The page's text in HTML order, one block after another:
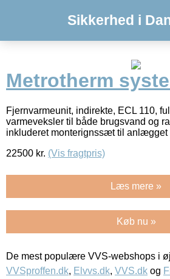
Sikkerhed i
Metrotherm
Fjernvarmeunit, indirekte, ECL 110,
varmeveksler til både brugsvand og
inkluderet monterignssæt til anlægget
22500 kr. (Vis fragtpris)
Læs mere »
Køb nu »
De mest populære VVS-webshops i
VVSproffen.dk, Elvvs.dk, VVS.dk og